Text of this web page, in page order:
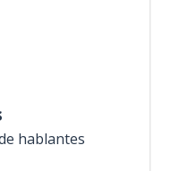
hablantes